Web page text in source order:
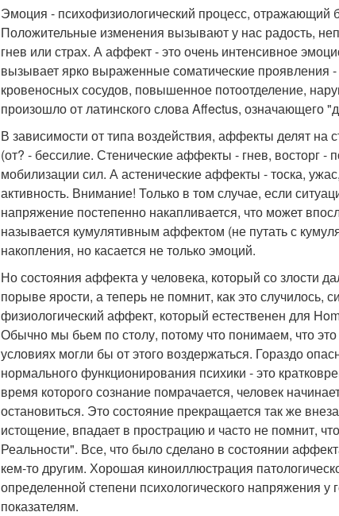
Эмоция - психофизиологический процесс, отражающий
Положительные изменения вызывают у нас радость,
гнев или страх. А аффект - это очень интенсивное
вызывает ярко выраженные соматические проявления
кровеносных сосудов, повышенное потоотделение,
произошло от латинского слова Affectus, означающего
В зависимости от типа воздействия, аффекты делят на
(от? - бессилие. Стенические аффекты - гнев, восторг -
мобилизации сил. А астенические аффекты - тоска,
активность. Внимание! Только в том случае, если
напряжение постепенно накапливается, что может
называется кумулятивным аффектом (не путать с
накопления, но касается не только эмоций.
Но состояния аффекта у человека, который со злости
порыве ярости, а теперь не помнит, как это
физиологический аффект, который естественен для
Обычно мы бьем по столу, потому что понимаем, что
условиях могли бы от этого воздержаться. Гораздо
нормального функционирования психики - это
время которого сознание помрачается, человек
остановиться. Это состояние прекращается так же
истощение, впадает в прострацию и часто не помнит,
Реальности". Все, что было сделано в состоянии
кем-то другим. Хорошая киноиллюстрация
определенной степени психологического напряжения
показателям.